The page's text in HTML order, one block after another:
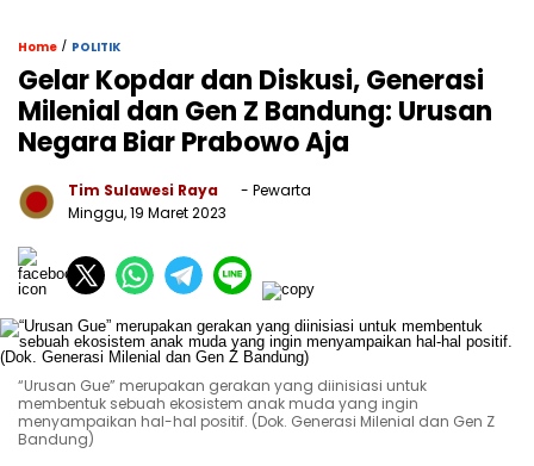
Home / POLITIK
Gelar Kopdar dan Diskusi, Generasi
Milenial dan Gen Z Bandung: Urusan
Negara Biar Prabowo Aja
Tim Sulawesi Raya
- Pewarta
Minggu, 19 Maret 2023
“Urusan Gue” merupakan gerakan yang diinisiasi untuk
membentuk sebuah ekosistem anak muda yang ingin
menyampaikan hal-hal positif. (Dok. Generasi Milenial dan Gen Z
Bandung)